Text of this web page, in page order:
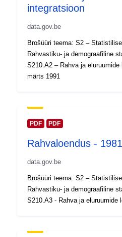
Geograafiline
ulatus:
Identifikaatorid:
uriRef:
id
Juurdepääsuõigu
integratsioon
data.gov.be
Brošüüri teema: S2 –
Rahvastiku- ja demograafiline
S210.A2 – Rahva ja eluruumide
märts 1991
PDF PDF
Rahvaloendus -
data.gov.be
Brošüüri teema: S2 –
Rahvastiku- ja demograafiline
S210.A3 - Rahva ja eluruumide